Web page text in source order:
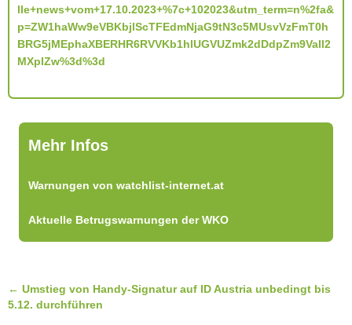
lle+news+vom+17.10.2023+%7c+102023&utm_term=n%2fa&
p=ZW1haWw9eVBKbjlScTFEdmNjaG9tN3c5MUsvVzFmT0h
BRG5jMEphaXBERHR6RVVKb1hlUGVUZmk2dDdpZm9Vall2
MXpIZw%3d%3d
Mehr Infos
Warnungen von watchlist-internet.at
Aktuelle Betrugswarnungen der WKO
Posts
navigation
← Umstieg von Handy-Signatur auf ID Austria unbedingt bis
5.12. durchführen